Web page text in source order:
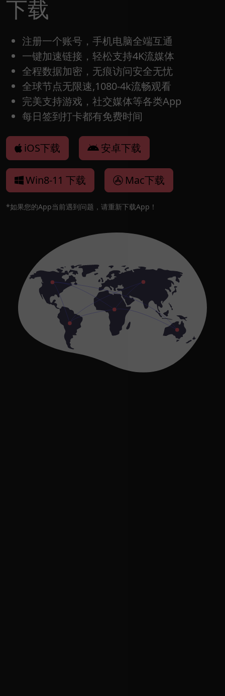
下载
注册一个账号，手机电脑全端互通
一键加速链接，轻松支持4K流媒体
全程数据加密，无痕访问安全无忧
全球节点无限速,1080-4k流畅观看
完美支持游戏，社交媒体等各类App
每日签到打卡都有免费时间
iOS下载 安卓下载
Win8-11 下载 Mac下载
*如果您的App当前遇到问题，请重新下载App！